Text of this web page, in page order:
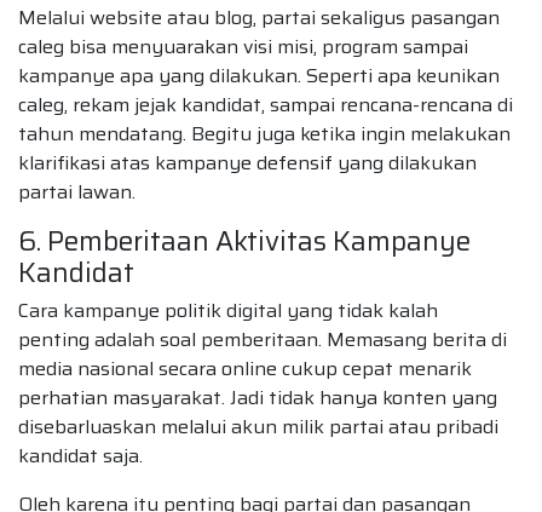
Melalui website atau blog, partai sekaligus pasangan
caleg bisa menyuarakan visi misi, program sampai
kampanye apa yang dilakukan. Seperti apa keunikan
caleg, rekam jejak kandidat, sampai rencana-rencana di
tahun mendatang. Begitu juga ketika ingin melakukan
klarifikasi atas kampanye defensif yang dilakukan
partai lawan.
6. Pemberitaan Aktivitas Kampanye
Kandidat
Cara kampanye politik digital yang tidak kalah
penting adalah soal pemberitaan. Memasang berita di
media nasional secara online cukup cepat menarik
perhatian masyarakat. Jadi tidak hanya konten yang
disebarluaskan melalui akun milik partai atau pribadi
kandidat saja.
Oleh karena itu penting bagi partai dan pasangan